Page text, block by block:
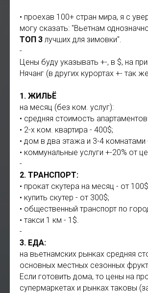
• проехав 100+ стран мира, я с
могу сказать: "Вьетнам
ТОП 3 лучших для зимовки".
-
Цены буду указывать +-, в $, на
Нячанг (в других курортах +- так
1. ЖИЛЬЁ
на месяц (без ком. услуг):
• средняя стоимость
• 2-х ком. квартира - 400$;
• дом в два этажа и 3-4 комнатами
• коммунальные услуги +-20% от
-
2. ТРАНСПОРТ:
• прокат скутера на месяц - от
• купить скутер - от 300$;
• общественный транспорт по
• такси 1 км - 1$.
-
3. ЕДА:
на вьетнамских рынках средняя
основных местных сезонных
Если готовить дома, то цены на
супермаркетах и рынках таковы